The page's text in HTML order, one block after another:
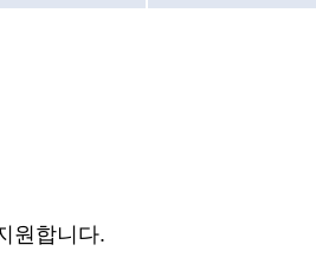
원합니다.